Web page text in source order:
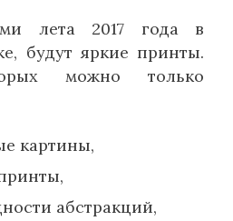
лета 2017 года в
будут яркие принты.
можно только
картины,
абстракций,